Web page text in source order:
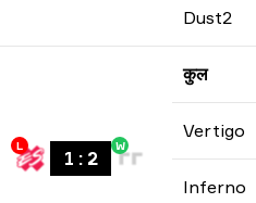
Dust2
L
1 : 2
W
कुल
Vertigo
Inferno